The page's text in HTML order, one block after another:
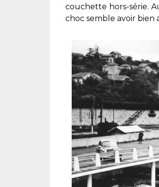
couchette hors-série.
choc semble avoir bien